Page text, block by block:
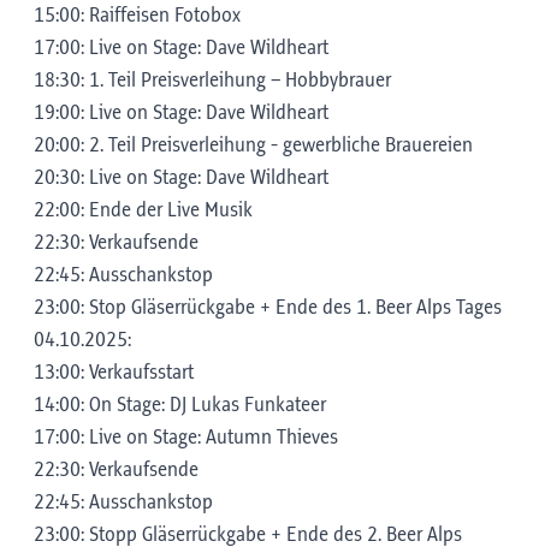
15:00: Raiffeisen Fotobox
17:00: Live on Stage: Dave Wildheart
18:30: 1. Teil Preisverleihung – Hobbybrauer
19:00: Live on Stage: Dave Wildheart
20:00: 2. Teil Preisverleihung - gewerbliche Brauereien
20:30: Live on Stage: Dave Wildheart
22:00: Ende der Live Musik
22:30: Verkaufsende
22:45: Ausschankstop
23:00: Stop Gläserrückgabe + Ende des 1. Beer Alps Tages
04.10.2025:
13:00: Verkaufsstart
14:00: On Stage: DJ Lukas Funkateer
17:00: Live on Stage: Autumn Thieves
22:30: Verkaufsende
22:45: Ausschankstop
23:00: Stopp Gläserrückgabe + Ende des 2. Beer Alps